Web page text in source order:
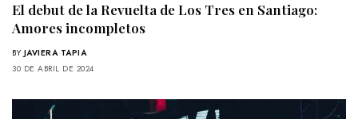
El debut de la Revuelta de Los Tres en Santiago:
Amores incompletos
BY JAVIERA TAPIA
30 DE ABRIL DE 2024